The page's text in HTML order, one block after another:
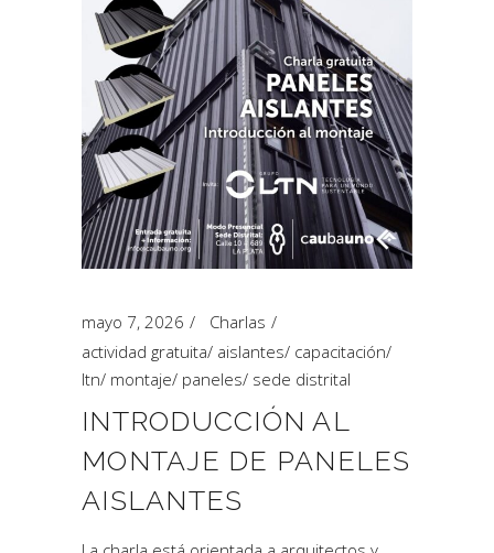
mayo 7, 2026
Charlas
actividad gratuita/ aislantes/ capacitación/
ltn/ montaje/ paneles/ sede distrital
INTRODUCCIÓN AL
MONTAJE DE PANELES
AISLANTES